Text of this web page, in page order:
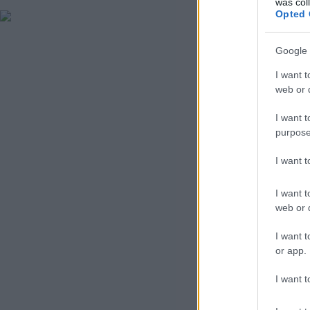
Opted
Google
I want
web or
I want
I want
I want
web or
I want
or app.
I want